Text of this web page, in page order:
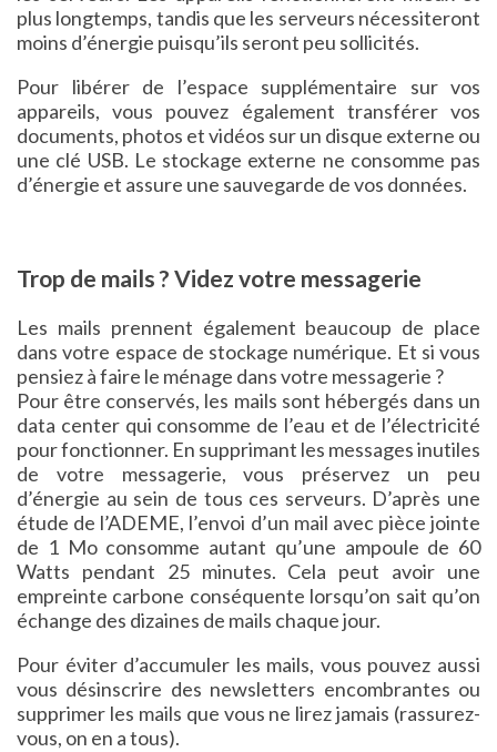
plus longtemps, tandis que les serveurs nécessiteront
moins d’énergie puisqu’ils seront peu sollicités.
Pour libérer de l’espace supplémentaire sur vos
appareils, vous pouvez également transférer vos
documents, photos et vidéos sur un disque externe ou
une clé USB. Le stockage externe ne consomme pas
d’énergie et assure une sauvegarde de vos données.
Trop de mails ? Videz votre messagerie
Les mails prennent également beaucoup de place
dans votre espace de stockage numérique. Et si vous
pensiez à faire le ménage dans votre messagerie ?
Pour être conservés, les mails sont hébergés dans un
data center qui consomme de l’eau et de l’électricité
pour fonctionner. En supprimant les messages inutiles
de votre messagerie, vous préservez un peu
d’énergie au sein de tous ces serveurs. D’après une
étude de l’ADEME, l’envoi d’un mail avec pièce jointe
de 1 Mo consomme autant qu’une ampoule de 60
Watts pendant 25 minutes. Cela peut avoir une
empreinte carbone conséquente lorsqu’on sait qu’on
échange des dizaines de mails chaque jour.
Pour éviter d’accumuler les mails, vous pouvez aussi
vous désinscrire des newsletters encombrantes ou
supprimer les mails que vous ne lirez jamais (rassurez-
vous, on en a tous).